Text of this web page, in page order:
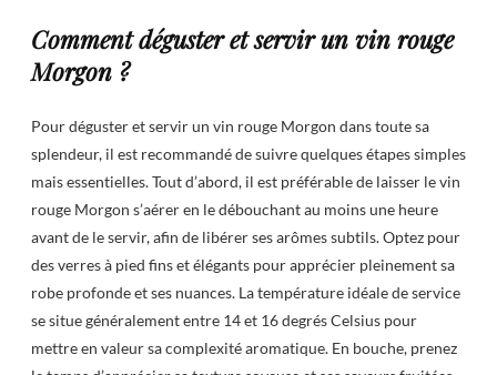
Comment déguster et servir un vin rouge
Morgon ?
Pour déguster et servir un vin rouge Morgon dans toute sa
splendeur, il est recommandé de suivre quelques étapes simples
mais essentielles. Tout d’abord, il est préférable de laisser le vin
rouge Morgon s’aérer en le débouchant au moins une heure
avant de le servir, afin de libérer ses arômes subtils. Optez pour
des verres à pied fins et élégants pour apprécier pleinement sa
robe profonde et ses nuances. La température idéale de service
se situe généralement entre 14 et 16 degrés Celsius pour
mettre en valeur sa complexité aromatique. En bouche, prenez